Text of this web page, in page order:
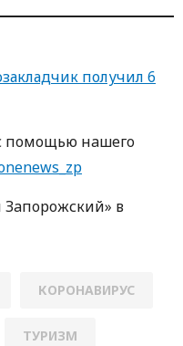
получил 6
пoмoщью нaшегo
в
КОРОНАВИРУС
ТУРИЗМ